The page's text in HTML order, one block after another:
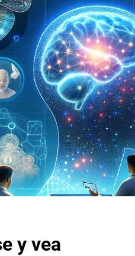
y vea